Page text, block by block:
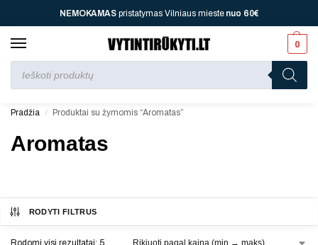
NEMOKAMASpristatymas Vilniaus miestenuo 60€
0
Perkant nuo70 € jūsų laukia viena dovana, nuo dvi, nuo
150 €
Pradžia / Produktai su žymomis “Aromatas”
Aromatas
RODYTI FILTRUS
Rodomi visi rezultatai: 5